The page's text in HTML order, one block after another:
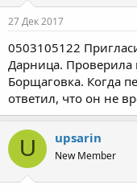
27 Дек 2017
0503105122
Дарница. Проверила
Борщаговка. Когда
ответил, что он не
U upsarin
New Member